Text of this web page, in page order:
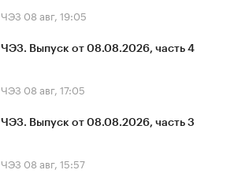
ЧЭЗ 08 авг, 19:05
ЧЭЗ. Выпуск от 08.08.2026, часть 4
ЧЭЗ 08 авг, 17:05
ЧЭЗ. Выпуск от 08.08.2026, часть 3
ЧЭЗ 08 авг, 15:57